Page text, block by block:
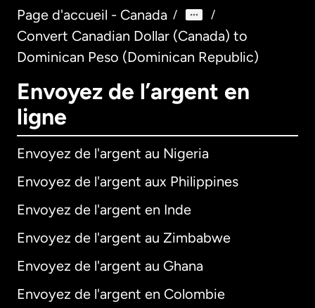
Page d'accueil - Canada / /
Convert Canadian Dollar (Canada) to
Dominican Peso (Dominican Republic)
Envoyez de l’argent en
ligne
Envoyez de l'argent au Nigeria
Envoyez de l'argent aux Philippines
Envoyez de l'argent en Inde
Envoyez de l'argent au Zimbabwe
Envoyez de l'argent au Ghana
Envoyez de l'argent en Colombie